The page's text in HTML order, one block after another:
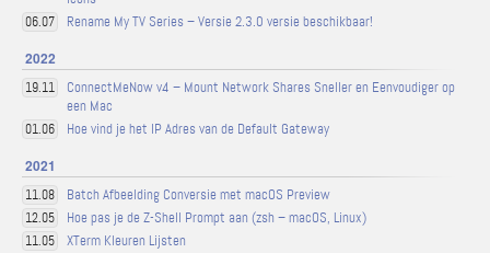
06.07 Rename My TV Series – Versie 2.3.0 versie beschikbaar!
2022
19.11
ConnectMeNow v4 – Mount Network Shares Sneller en Eenvoudiger op
een Mac
01.06 Hoe vind je het IP Adres van de Default Gateway
2021
11.08 Batch Afbeelding Conversie met macOS Preview
12.05 Hoe pas je de Z-Shell Prompt aan (zsh – macOS, Linux)
11.05 XTerm Kleuren Lijsten